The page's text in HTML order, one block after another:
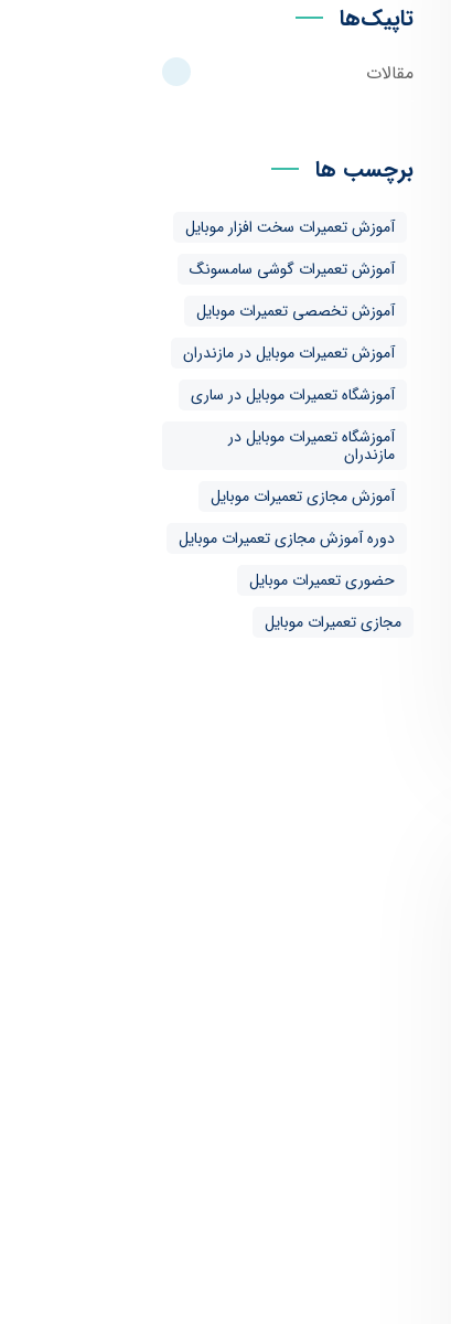
تاپیک‌ها
مقالات
برچسب ها
آموزش تعمیرات سخت افزار موبایل
آموزش تعمیرات گوشی سامسونگ
آموزش تخصصی تعمیرات موبایل
آموزش تعمیرات موبایل در مازندران
آموزشگاه تعمیرات موبایل در ساری
آموزشگاه تعمیرات موبایل در
مازندران
آموزش مجازی تعمیرات موبایل
دوره آموزش مجازی تعمیرات موبایل
حضوری تعمیرات موبایل
مجازی تعمیرات موبایل